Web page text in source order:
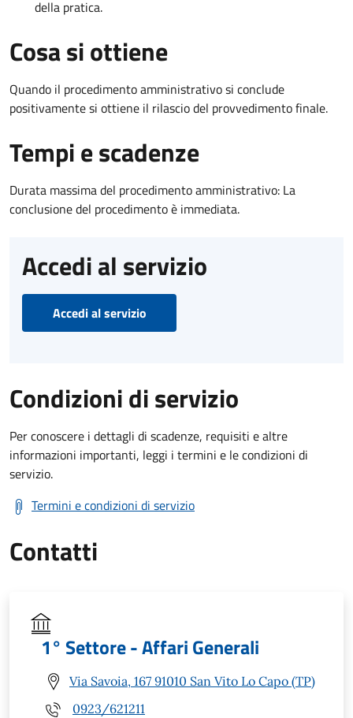
della pratica.
Cosa si ottiene
Quando il procedimento amministrativo si conclude
positivamente si ottiene il rilascio del provvedimento finale.
Tempi e scadenze
Durata massima del procedimento amministrativo: La
conclusione del procedimento è immediata.
Accedi al servizio
Accedi al servizio
Condizioni di servizio
Per conoscere i dettagli di scadenze, requisiti e altre
informazioni importanti, leggi i termini e le condizioni di
servizio.
Termini e condizioni di servizio
Contatti
1° Settore - Affari Generali
Via Savoia, 167 91010 San Vito Lo Capo (TP)
0923/621211